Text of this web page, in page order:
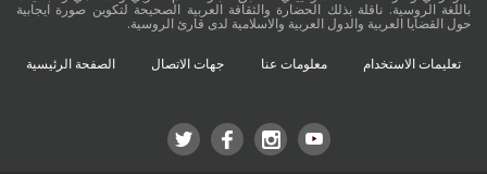
باللغة الروسية. ناقلة بذلك الحضارة والثقافة العربية الصحيحة لتكوين صورة ايجابية
حول القضايا العربية والدول العربية والاسلامية لدى قارئ الروسية.
تعليمات الاستخدام معلومات عنا جهات الاتصال الصفحة الرئيسية